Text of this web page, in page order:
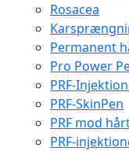
Rosacea
Permanent
Pro Power
PRF-
PRF-SkinPen
PRF mod
PRF-